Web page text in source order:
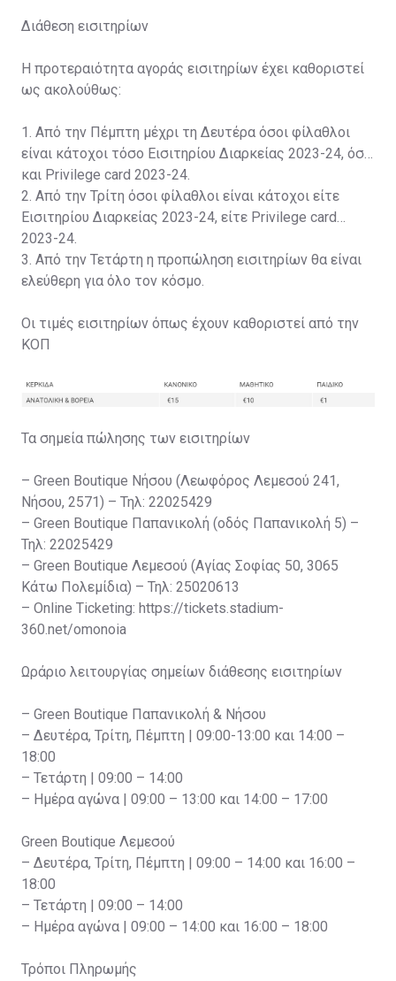
Διάθεση εισιτηρίων
Η προτεραιότητα αγοράς εισιτηρίων έχει καθοριστεί
ως ακολούθως:
1. Από την Πέμπτη μέχρι τη Δευτέρα όσοι φίλαθλοι
είναι κάτοχοι τόσο Εισιτηρίου Διαρκείας 2023-24, όσο
και Privilege card 2023-24.
2. Από την Τρίτη όσοι φίλαθλοι είναι κάτοχοι είτε
Εισιτηρίου Διαρκείας 2023-24, είτε Privilege card
2023-24.
3. Από την Τετάρτη η προπώληση εισιτηρίων θα είναι
ελεύθερη για όλο τον κόσμο.
Οι τιμές εισιτηρίων όπως έχουν καθοριστεί από την
ΚΟΠ
Τα σημεία πώλησης των εισιτηρίων
– Green Boutique Νήσου (Λεωφόρος Λεμεσού 241,
Νήσου, 2571) – Τηλ: 22025429
– Green Boutique Παπανικολή (οδός Παπανικολή 5) –
Τηλ: 22025429
– Green Boutique Λεμεσού (Αγίας Σοφίας 50, 3065
Κάτω Πολεμίδια) – Τηλ: 25020613
– Online Ticketing: https://tickets.stadium-
360.net/omonoia
Ωράριο λειτουργίας σημείων διάθεσης εισιτηρίων
– Green Boutique Παπανικολή & Νήσου
– Δευτέρα, Τρίτη, Πέμπτη | 09:00-13:00 και 14:00 –
18:00
– Τετάρτη | 09:00 – 14:00
– Ημέρα αγώνα | 09:00 – 13:00 και 14:00 – 17:00
Green Boutique Λεμεσού
– Δευτέρα, Τρίτη, Πέμπτη | 09:00 – 14:00 και 16:00 –
18:00
– Τετάρτη | 09:00 – 14:00
– Ημέρα αγώνα | 09:00 – 14:00 και 16:00 – 18:00
Τρόποι Πληρωμής